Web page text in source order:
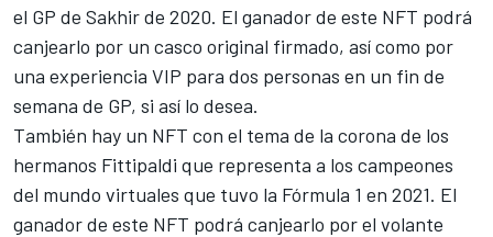
el GP de Sakhir de 2020. El ganador de este NFT podrá
canjearlo por un casco original firmado, así como por
una experiencia VIP para dos personas en un fin de
semana de GP, si así lo desea.
También hay un NFT con el tema de la corona de los
hermanos Fittipaldi que representa a los campeones
del mundo virtuales que tuvo la Fórmula 1 en 2021. El
ganador de este NFT podrá canjearlo por el volante